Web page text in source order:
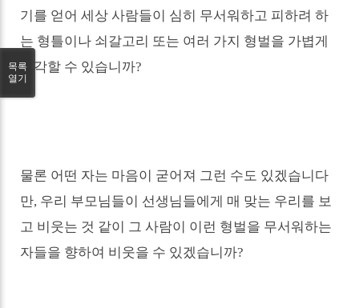
기를 얻어 세상 사람들이 심히 무서워하고 피하려 하
는 형틀이나 쇠갈고리 또는 여러 가지 형벌을 가볍게
생각할 수 있습니까?
물론 어떤 자는 마음이 굳어져 그런 수도 있겠습니다
만, 우리 부모님들이 선생님들에게 매 맞는 우리를 보
고 비웃는 것 같이 그 사람이 이런 형벌을 무서워하는
자들을 향하여 비웃을 수 있겠습니까?
목록
열기